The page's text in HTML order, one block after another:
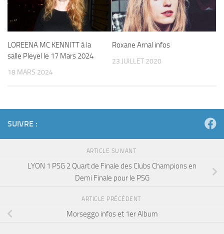
LOREENA MC KENNITT à la
salle Pleyel le 17 Mars 2024
18 MARS 2024
Roxane Arnal infos
23 JUILLET 2020
SUIVRE :
ARTICLE SUIVANT
LYON 1 PSG 2 Quart de Finale des Clubs Champions en
Demi Finale pour le PSG
ARTICLE PRÉCÉDENT
Morseggo infos et 1er Album